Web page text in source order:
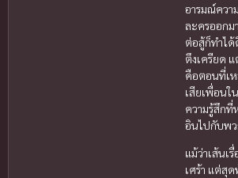
อารมณ์ควา
ละครออกม
ต่อสู้ก็ทำไ
ตึงเครียด
คือตอนที่เ
เสียเพื่อนใ
ความรู้สึกที่
อินไปกับพว
แม้ว่าเส้นเ
เศร้า แต่สุ